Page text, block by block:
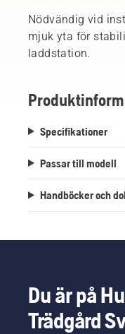
Nödvändig vid
mjuk yta för
laddstation.
Specifikationer
Passar till modell
Handböcker och
Du är på
Trädgård